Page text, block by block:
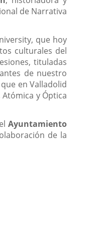
de Narrativa
que hoy
culturales del
tituladas
de nuestro
en Valladolid
y Óptica
Ayuntamiento
de la